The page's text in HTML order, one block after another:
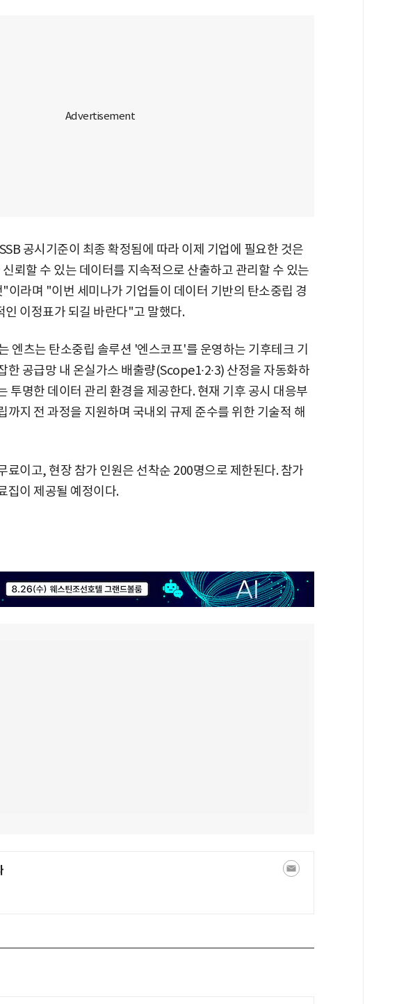
공시기준이 최종 확정됨에 따라 이제 기업에 필요한 것은
뢰할 수 있는 데이터를 지속적으로 산출하고 관리할 수 있는
이라며 "이번 세미나가 기업들이 데이터 기반의 탄소중립 경
인 이정표가 되길 바란다"고 말했다.
엔츠는 탄소중립 솔루션 '엔스코프'를 운영하는 기후테크 기
한 공급망 내 온실가스 배출량(Scope1∙2∙3) 산정을 자동화하
투명한 데이터 관리 환경을 제공한다. 현재 기후 공시 대응부
까지 전 과정을 지원하며 국내외 규제 준수를 위한 기술적 해
료이고, 현장 참가 인원은 선착순 200명으로 제한된다. 참가
집이 제공될 예정이다.